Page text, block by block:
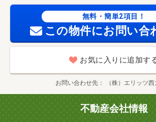
無料・簡単2項目！
この物件にお問い合
お気に入りに追加す
お問い合わせ先 （株）エリッツ
不動産会社情報